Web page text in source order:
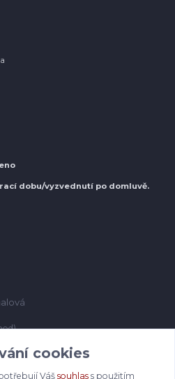
dobu/vyzvednutí po domluvě.
cookies
Váš souhlass použitím